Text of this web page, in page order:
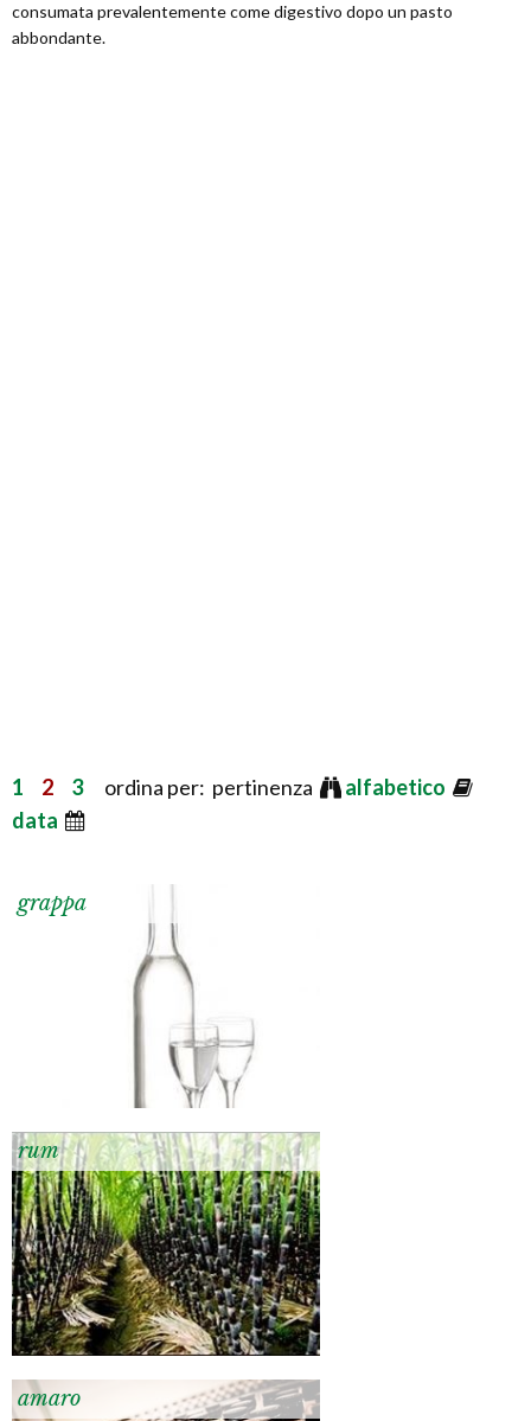
consumata prevalentemente come digestivo dopo un pasto
abbondante.
1 2 3ordina per: pertinenza
alfabetico
data
grappa
rum
amaro